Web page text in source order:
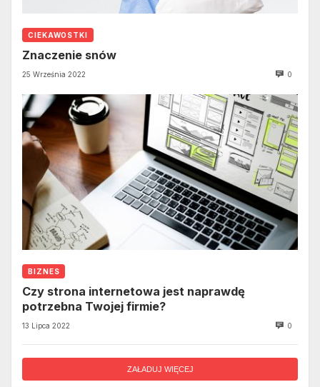
CIEKAWOSTKI
Znaczenie snów
25 Września 2022 0
BIZNES
Czy strona internetowa jest naprawdę
potrzebna Twojej firmie?
13 Lipca 2022 0
ZAŁADUJ WIĘCEJ